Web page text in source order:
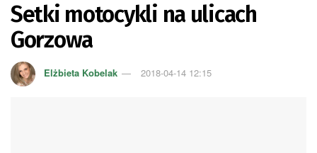
Setki motocykli na ulicach
Gorzowa
Elżbieta Kobelak 2018-04-14 12:15